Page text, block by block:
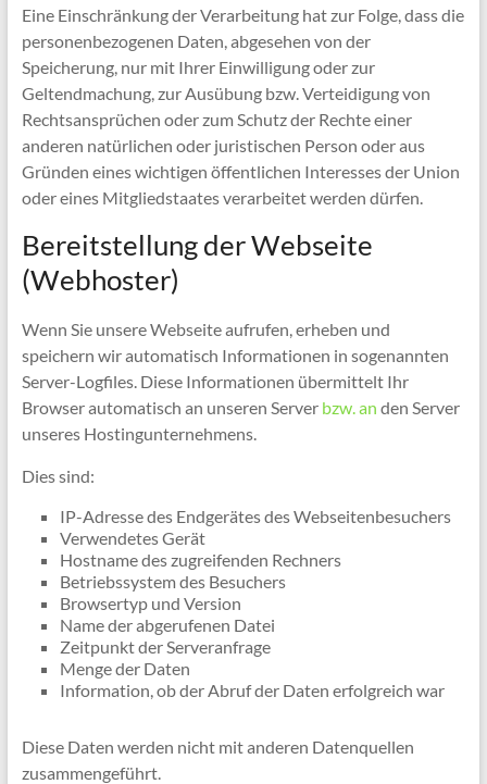
Eine Einschränkung der Verarbeitung hat zur Folge, dass die
personenbezogenen Daten, abgesehen von der
Speicherung, nur mit Ihrer Einwilligung oder zur
Geltendmachung, zur Ausübung bzw. Verteidigung von
Rechtsansprüchen oder zum Schutz der Rechte einer
anderen natürlichen oder juristischen Person oder aus
Gründen eines wichtigen öffentlichen Interesses der Union
oder eines Mitgliedstaates verarbeitet werden dürfen.
Bereitstellung der Webseite
(Webhoster)
Wenn Sie unsere Webseite aufrufen, erheben und
speichern wir automatisch Informationen in sogenannten
Server-Logfiles. Diese Informationen übermittelt Ihr
Browser automatisch an unseren Server bzw. an den Server
unseres Hostingunternehmens.
Dies sind:
IP-Adresse des Endgerätes des Webseitenbesuchers
Verwendetes Gerät
Hostname des zugreifenden Rechners
Betriebssystem des Besuchers
Browsertyp und Version
Name der abgerufenen Datei
Zeitpunkt der Serveranfrage
Menge der Daten
Information, ob der Abruf der Daten erfolgreich war
Diese Daten werden nicht mit anderen Datenquellen
zusammengeführt.